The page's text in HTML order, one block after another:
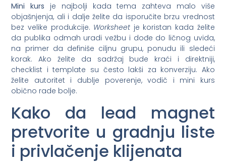
Mini kurs je najbolji kada tema zahteva malo više
objašnjenja, ali i dalje želite da isporučite brzu vrednost
bez velike produkcije. Worksheet je koristan kada želite
da publika odmah uradi vežbu i dođe do ličnog uvida,
na primer da definiše ciljnu grupu, ponudu ili sledeći
korak. Ako želite da sadržaj bude kraći i direktniji,
checklist i template su često lakši za konverziju. Ako
želite autoritet i dublje poverenje, vodič i mini kurs
obično rade bolje.
Kako da lead magnet
pretvorite u gradnju liste
i privlačenje klijenata